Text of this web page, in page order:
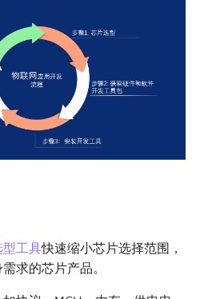
TLSR8258开发板
TLSR8208开发板
型工具快速缩小芯片选择范围，
求的芯片产品。